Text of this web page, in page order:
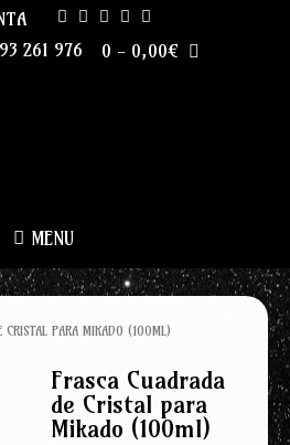
261 976 0 - 0,00€
MENU
CRISTAL PARA MIKADO (100ML)
Frasca Cuadrada
de Cristal para
Mikado (100ml)